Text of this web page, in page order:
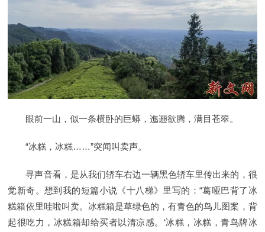
眼前一山，似一条横卧的巨蟒，迤逦欲腾，满目苍翠。
“冰糕，冰糕……”突闻叫卖声。
寻声音看，是从我们轿车右边一辆黑色轿车里传出来的，很
觉新奇。想到我的短篇小说《十八梯》里写的：“葛哑巴背了冰
糕箱依里哇啦叫卖。冰糕箱是草绿色的，有青色的鸟儿图案，背
起很吃力，冰糕箱却给买者以清凉感。‘冰糕，冰糕，青鸟牌冰